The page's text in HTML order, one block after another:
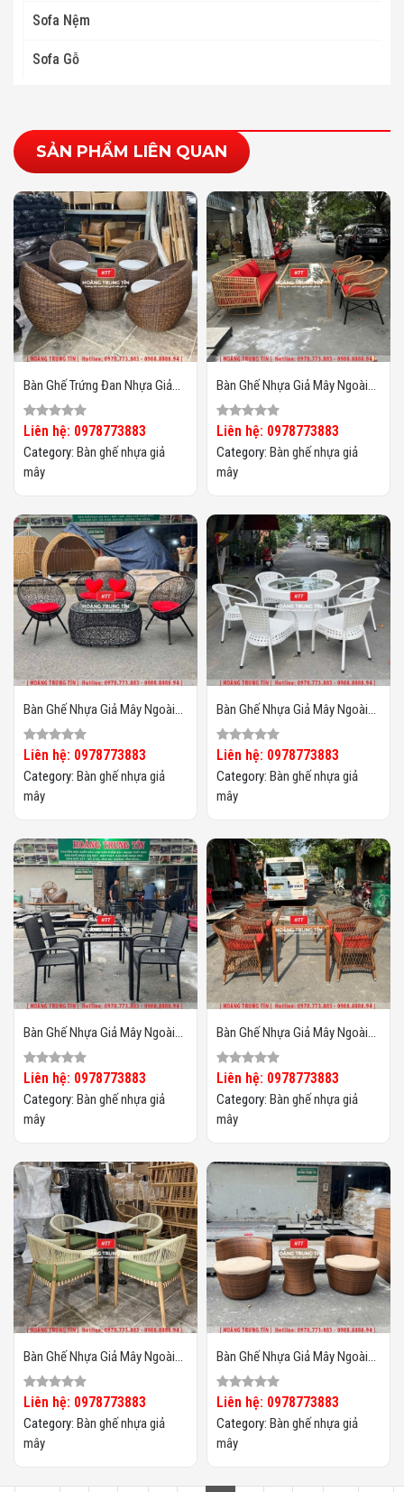
Sofa Nệm
Sofa Gỗ
SẢN PHẨM LIÊN QUAN
Bàn Ghế Trứng Đan Nhựa Giả
Mây HTT25
Liên hệ: 0978773883
Category: Bàn ghế nhựa giả
mây
Bàn Ghế Nhựa Giả Mây Ngoài
Trời HTT134
Liên hệ: 0978773883
Category: Bàn ghế nhựa giả
mây
Bàn Ghế Nhựa Giả Mây Ngoài
Trời HTT133
Liên hệ: 0978773883
Category: Bàn ghế nhựa giả
mây
Bàn Ghế Nhựa Giả Mây Ngoài
Trời HTT132
Liên hệ: 0978773883
Category: Bàn ghế nhựa giả
mây
Bàn Ghế Nhựa Giả Mây Ngoài
Trời HTT131
Liên hệ: 0978773883
Category: Bàn ghế nhựa giả
mây
Bàn Ghế Nhựa Giả Mây Ngoài
Trời HTT130
Liên hệ: 0978773883
Category: Bàn ghế nhựa giả
mây
Bàn Ghế Nhựa Giả Mây Ngoài
Trời HTT129
Liên hệ: 0978773883
Category: Bàn ghế nhựa giả
mây
Bàn Ghế Nhựa Giả Mây Ngoài
Trời HTT128
Liên hệ: 0978773883
Category: Bàn ghế nhựa giả
mây